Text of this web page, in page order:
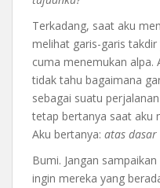
Terkadang, saat aku
melihat garis-garis
cuma menemukan alpa.
tidak tahu bagaimana
sebagai suatu
tetap bertanya saat aku
Aku bertanya: atas
Bumi. Jangan
ingin mereka yang